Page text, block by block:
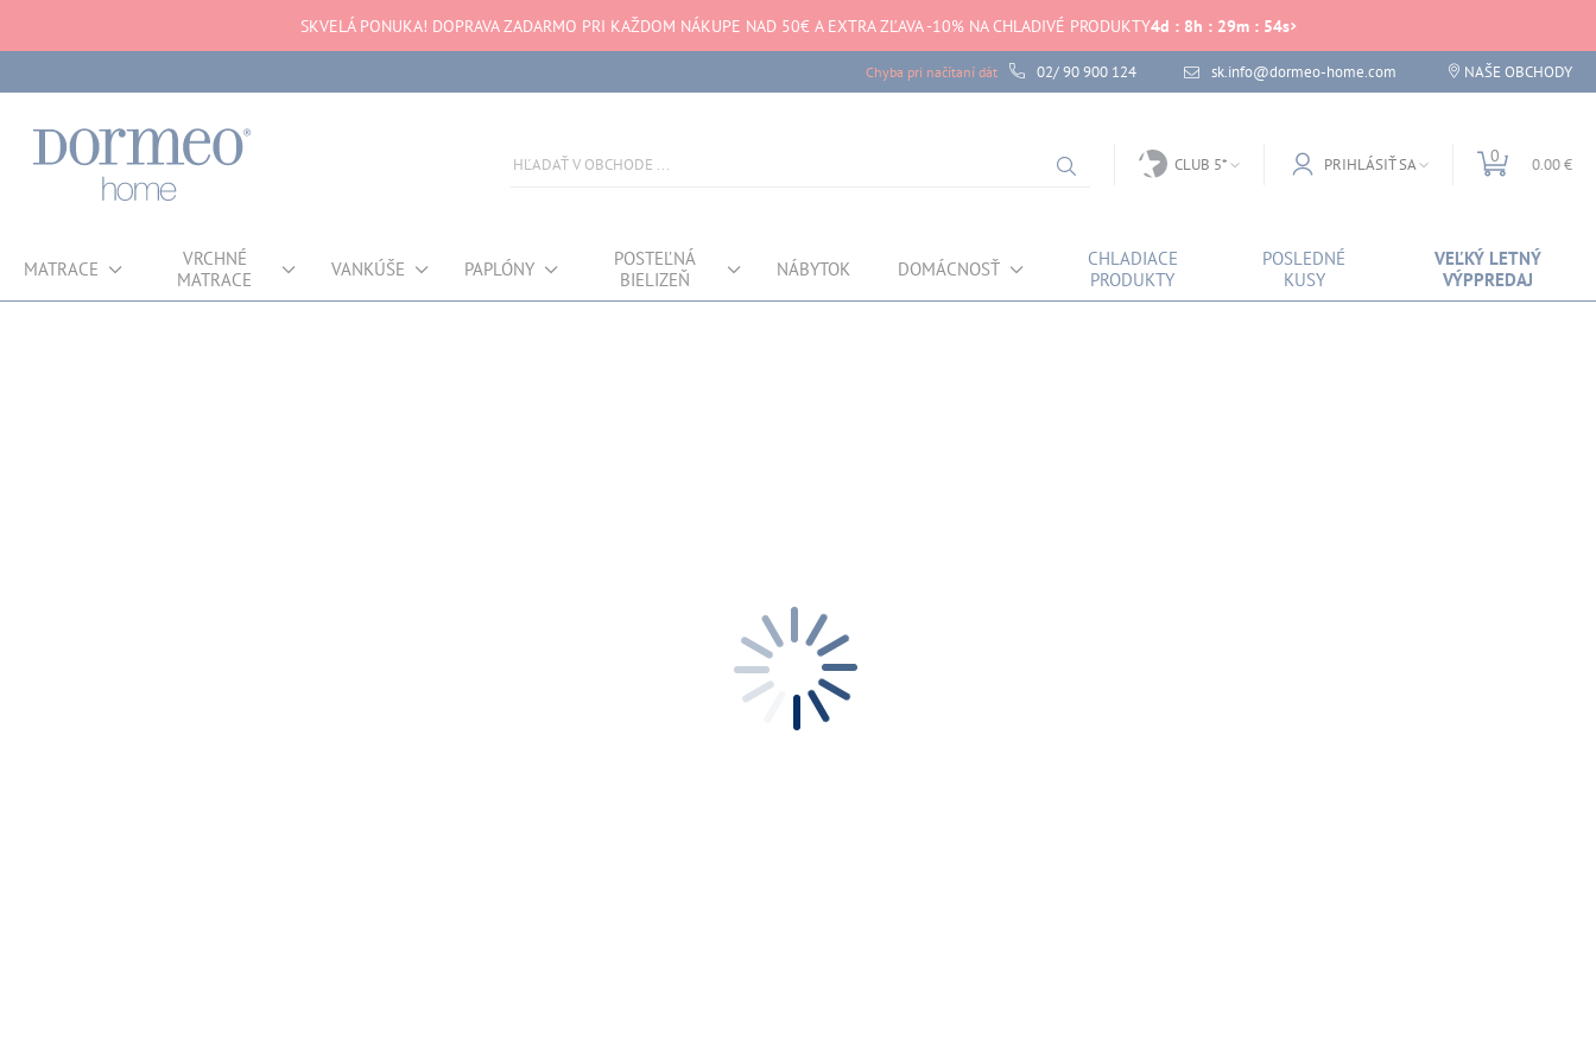
SKVELÁ PONUKA! DOPRAVA ZADARMO PRI KAŽDOM NÁKUPE NAD 50€ A EXTRA ZĽAVA -10% NA CHLADIVÉ PRODUKTY4d : 8h : 29m : 54s
Chyba pri načítaní dát 02/ 90 900 124 sk.info@dormeo-home.com NAŠE OBCHODY
CLUB 5* PRIHLÁSIŤ SA 0 0.00 €
MATRACE
VRCHNÉ
MATRACE
VANKÚŠE PAPLÓNY
POSTEĽNÁ
BIELIZEŇ
NÁBYTOK DOMÁCNOSŤ
CHLADIACE
PRODUKTY
POSLEDNÉ
KUSY
VEĽKÝ LETNÝ
VÝPPREDAJ